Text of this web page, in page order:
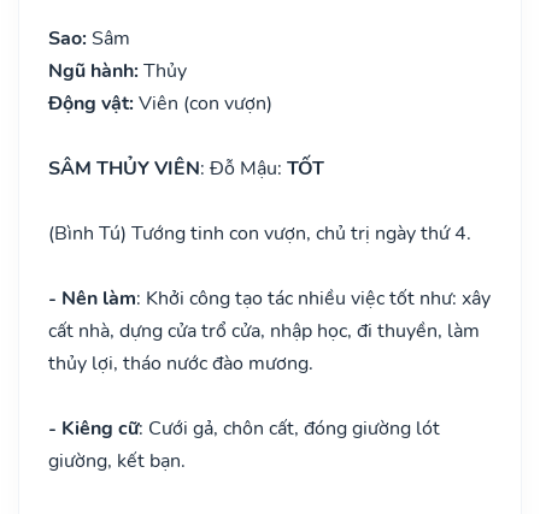
Sao: Sâm
Ngũ hành: Thủy
Động vật: Viên (con vượn)
SÂM THỦY VIÊN: Đỗ Mậu: TỐT
(Bình Tú) Tướng tinh con vượn, chủ trị ngày thứ 4.
- Nên làm: Khởi công tạo tác nhiều việc tốt như: xây
cất nhà, dựng cửa trổ cửa, nhập học, đi thuyền, làm
thủy lợi, tháo nước đào mương.
- Kiêng cữ: Cưới gả, chôn cất, đóng giường lót
giường, kết bạn.